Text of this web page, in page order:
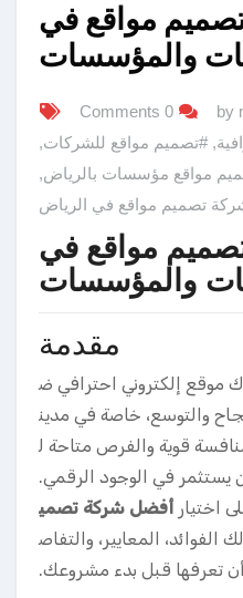
مواقع في
والمؤسسات
by
0 Comments
,#تصميم مواقع للشركات,
مواقع مؤسسات بالرياض,
تصميم مواقع في الرياض
مواقع في
والمؤسسات
مقدمة
موقع إلكتروني احترافي ض
والتوسع، خاصة في مدين
قوية والفرص متاحة ل
يستثمر في الوجود الرقمي.
اختيار أفضل شركة تصمي
الفوائد، المعايير، والتفاص
تعرفها قبل بدء مشروعك.